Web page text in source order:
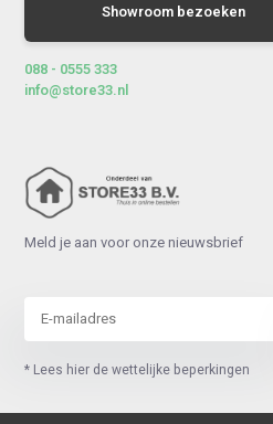
Showroom bezoeken
088 - 0555 333
info@store33.nl
Meld je aan voor onze nieuwsbrief
* Lees hier de wettelijke beperkingen